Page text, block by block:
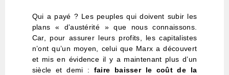
Qui a payé ? Les peuples qui doivent subir les
plans « d’austérité » que nous connaissons.
Car, pour assurer leurs profits, les capitalistes
n’ont qu’un moyen, celui que Marx a découvert
et mis en évidence il y a maintenant plus d’un
siècle et demi : faire baisser le coût de la